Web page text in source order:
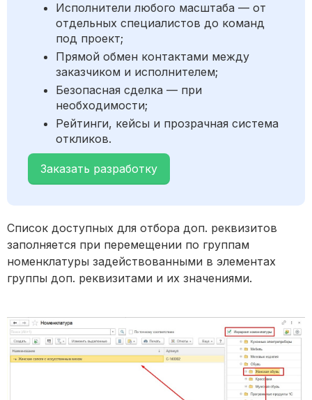
Исполнители любого масштаба — от
отдельных специалистов до команд
под проект;
Прямой обмен контактами между
заказчиком и исполнителем;
Безопасная сделка — при
необходимости;
Рейтинги, кейсы и прозрачная система
откликов.
Заказать разработку
Список доступных для отбора доп. реквизитов
заполняется при перемещении по группам
номенклатуры задействованными в элементах
группы доп. реквизитами и их значениями.